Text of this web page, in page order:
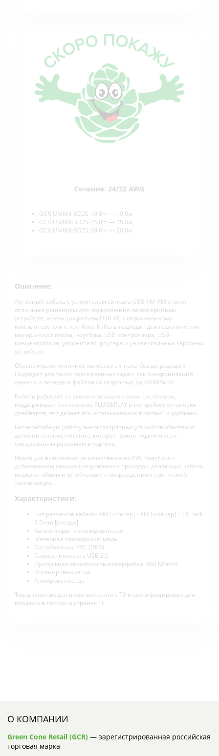
Сечение: 24/22 AWG
GCR-UM6M-BD2S-10.0m — 10.0м
GCR-UM6M-BD2S-15.0m — 15.0м
GCR-UM6M-BD2S-20.0m — 20.0м
Описание:
Активный кабель с усилителем сигнала USB AM-AM станет
отличным решением для подключения периферийных
устройств, имеющих разъем USB AF, к персональному
компьютеру или к ноутбуку. Кабель подходит для подключения
материнской платы, ноутбука, USB контроллера, USB-
концентратора, удлинителя, роутера и универсальных зарядных
устройств.
Обеспечивает отличное качество сигнала без деградации.
Подходит для таких повседневных задач, как синхронизация
данных и передача файлов со скоростью до 480Мбит/c.
Кабель работает со всеми операционными системами,
поддерживает технологию PLUG&PLAY и не требует установки
драйверов, что делает его использование простым и удобным.
Бесперебойную работу энергозатратных устройств обеспечит
дополнительное питание, которое нужно подключить к
специальным разъемам в корпусе.
Изоляция выполнена из качественного PVC пластика с
добавлением специализированных присадок, делающих кабель
морозостойким и устойчивым к повреждениям при низкой
температуре.
Характеристики:
Тип разъемов кабеля: AM [штекер] / AM [штекер] + DC Jack
3.5mm [гнездо]
Коннекторы: никелированные
Материал проводника: медь
Тип оболочки: PVC (ПВХ)
Совместимость: с USB 2.0
Пропускная способность интерфейса: 480 Мбит/с
Экранирование: да
Армирование: да
Товар произведен в соответствии с ТУ и сертифицирован для
продажи в России и странах ТС
О КОМПАНИИ
Green Cone Retail (GCR) — зарегистрированная российская
торговая марка